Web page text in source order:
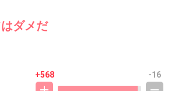
ダメだ
+568 -16